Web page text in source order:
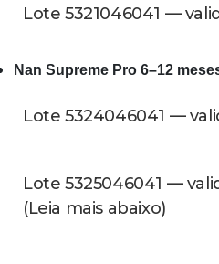
Lote 5321046041 —
Nan Supreme Pro 6–12
Lote 5324046041 —
Lote 5325046041 —
(Leia mais abaixo)